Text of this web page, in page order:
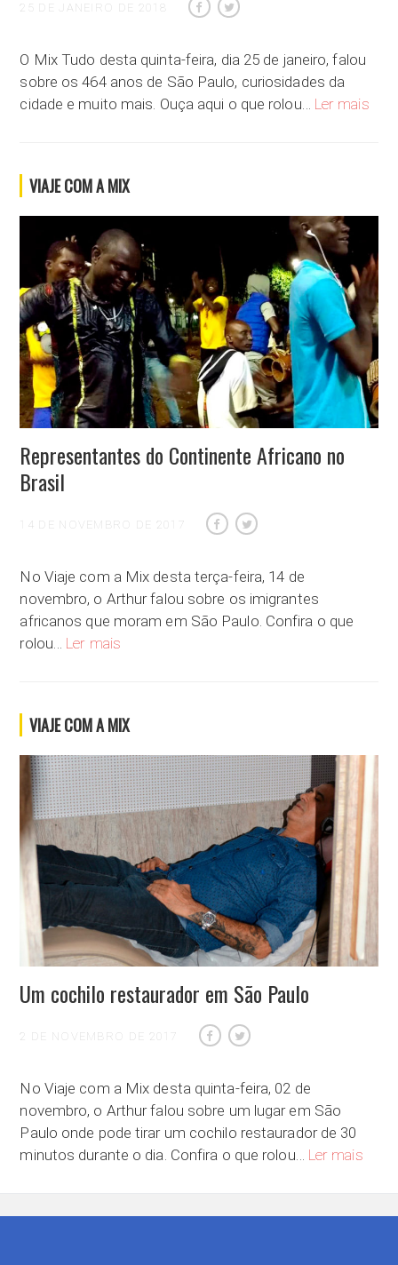
25 DE JANEIRO DE 2018
O Mix Tudo desta quinta-feira, dia 25 de janeiro, falou
sobre os 464 anos de São Paulo, curiosidades da
cidade e muito mais. Ouça aqui o que rolou… Ler mais
VIAJE COM A MIX
Representantes do Continente Africano no
Brasil
14 DE NOVEMBRO DE 2017
No Viaje com a Mix desta terça-feira, 14 de
novembro, o Arthur falou sobre os imigrantes
africanos que moram em São Paulo. Confira o que
rolou… Ler mais
VIAJE COM A MIX
Um cochilo restaurador em São Paulo
2 DE NOVEMBRO DE 2017
No Viaje com a Mix desta quinta-feira, 02 de
novembro, o Arthur falou sobre um lugar em São
Paulo onde pode tirar um cochilo restaurador de 30
minutos durante o dia. Confira o que rolou… Ler mais